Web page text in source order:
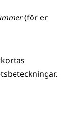
(för en